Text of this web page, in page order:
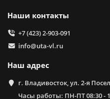
Наши контакты
+7 (423) 2-903-091
info@uta-vl.ru
Наш адрес
г. Владивосток, ул. 2-я
Часы работы: ПН-ПТ 08:30 -